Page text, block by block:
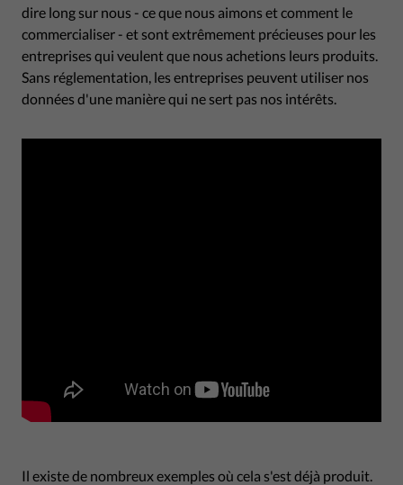
dire long sur nous - ce que nous aimons et comment le
commercialiser - et sont extrêmement précieuses pour les
entreprises qui veulent que nous achetions leurs produits.
Sans réglementation, les entreprises peuvent utiliser nos
données d'une manière qui ne sert pas nos intérêts.
Il existe de nombreux exemples où cela s'est déjà produit.